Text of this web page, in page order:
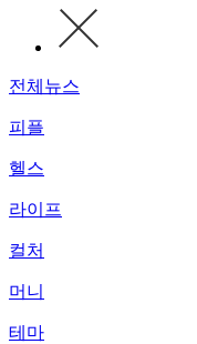
전체뉴스
피플
헬스
라이프
컬처
머니
테마